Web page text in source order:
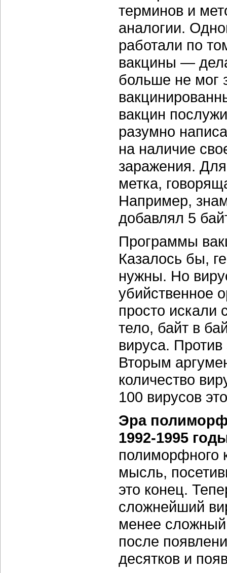
терминов и
аналогии.
работали по
вакцины —
больше не мог
вакцин
разумно
на наличие
заражения.
метка,
Например,
добавлял 5
Программы
Казалось бы,
нужны. Но
убийственное
просто искали
тело, байт в
вируса.
Вторым
количество
100 вирусов
Эра
1992-1995
полиморфного
мысль,
это конец.
сложнейший
менее
после
десятков и